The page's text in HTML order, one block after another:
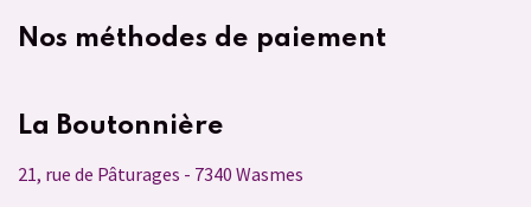
Nos méthodes de paiement
La Boutonnière
21, rue de Pâturages - 7340 Wasmes